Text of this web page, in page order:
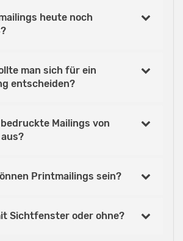
heute noch
man sich für ein
entscheiden?
bedruckte Mailings von
Printmailings sein?
Sichtfenster oder ohne?